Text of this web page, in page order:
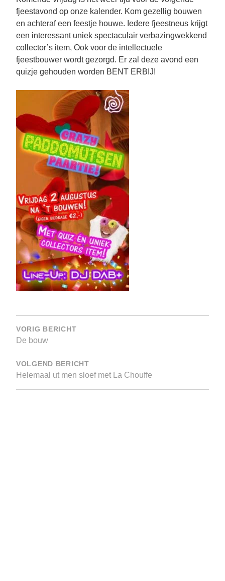
fjeestavond op onze kalender. Kom gezellig bouwen
en achteraf een feestje houwe. Iedere fjeestneus krijgt
een interessant uniek spectaculair verbazingwekkend
collector’s item, Ook voor de intellectuele
fjeestbouwer wordt gezorgd. Er zal deze avond een
quizje gehouden worden BENT ERBIJ!
Bericht
navigatie
VORIG BERICHT
De bouw
VOLGEND BERICHT
Helemaal ut men sloef met La Chouffe